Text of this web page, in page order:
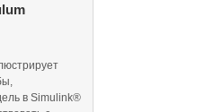
в Simulink®